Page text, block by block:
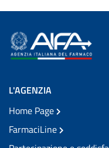
L'AGENZIA
Home Page
FarmaciLine